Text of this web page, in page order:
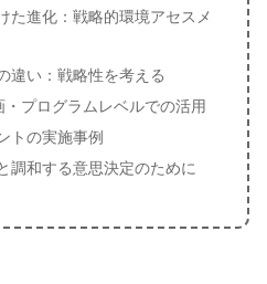
た進化：戦略的環境アセスメ
違い：戦略性を考える
・プログラムレベルでの活用
トの実施事例
調和する意思決定のために